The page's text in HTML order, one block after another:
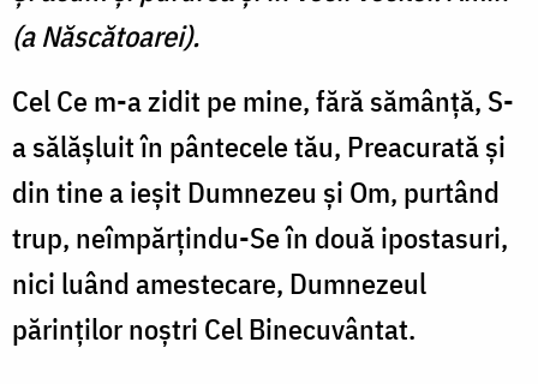
(a Născătoarei).
Cel Ce m-a zidit pe mine, fără sămânţă, S-
a sălăşluit în pântecele tău, Preacurată şi
din tine a ieşit Dumnezeu şi Om, purtând
trup, neîmpărţindu-Se în două ipostasuri,
nici luând amestecare, Dumnezeul
părinţilor noştri Cel Binecuvântat.